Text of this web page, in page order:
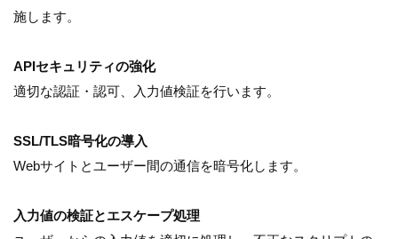
施します。
APIセキュリティの強化
適切な認証・認可、入力値検証を行います。
SSL/TLS暗号化の導入
Webサイトとユーザー間の通信を暗号化します。
入力値の検証とエスケープ処理